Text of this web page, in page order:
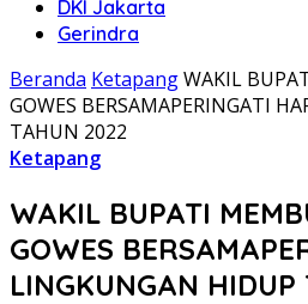
DKI Jakarta
Gerindra
Beranda KetapangWAKIL
GOWES BERSAMAPERINGATI
TAHUN 2022
Ketapang
WAKIL BUPATI
GOWES
LINGKUNGAN